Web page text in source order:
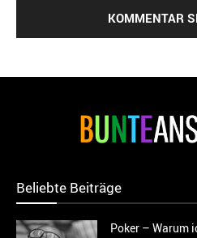
Beliebte Beiträge
Poker – Warum